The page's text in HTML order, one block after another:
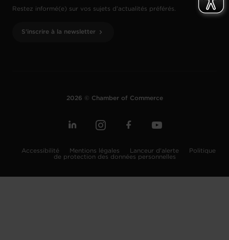
Restez informé(e) sur vos sujets d’actualités préférés.
S'inscrire à la newsletter
2026 © Chamber of Commerce
Accessibilité Mentions légales Lanceur d'alerte
Politique
de protection des données personnelles